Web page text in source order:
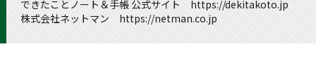
できたことノート＆手帳 公式サイト https://dekitakoto.jp
株式会社ネットマン https://netman.co.jp